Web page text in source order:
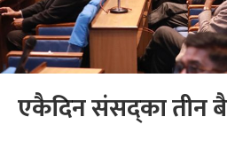
एकैदिन संसद्‍का तीन